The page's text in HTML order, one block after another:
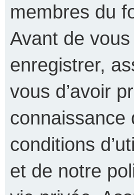
membres du
Avant de vous
enregistrer,
vous d’avoir
connaissance
conditions
et de notre